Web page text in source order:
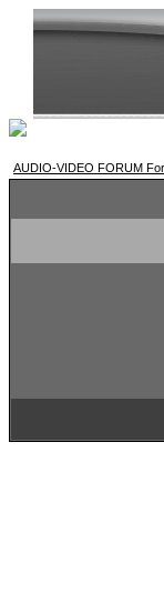
AUDIO-VIDEO FORUM